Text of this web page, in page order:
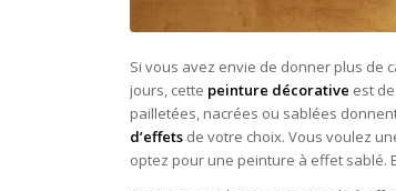
Si vous avez envie de donner plus de
jours, cette peinture décorative est
pailletées, nacrées ou sablées
d’effets de votre choix. Vous voulez
optez pour une peinture à effet sablé.